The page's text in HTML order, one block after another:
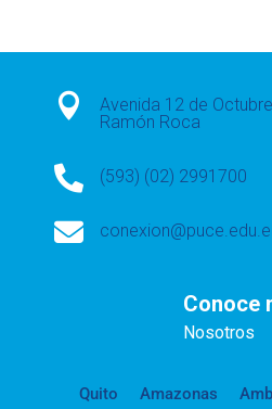

Avenida 12 de
Ramón Roca
 (593) (02) 2991700

Conoce
Nosotros
Quito Amazonas